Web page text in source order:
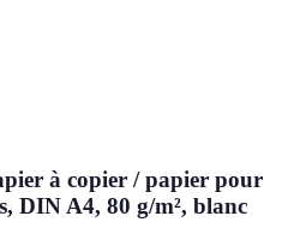
à copier / papier pour
DIN A4, 80 g/m², blanc